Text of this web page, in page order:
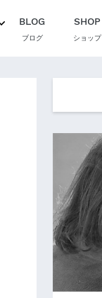
BLOG
ブログ
SHOP
ショップ